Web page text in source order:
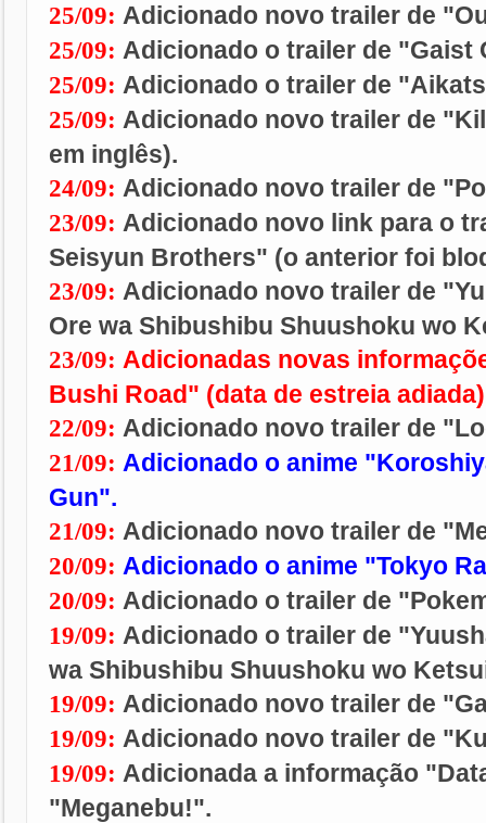
25/09: Adicionado novo trailer de
25/09: Adicionado o trailer de "Gaist
25/09: Adicionado o trailer de
25/09: Adicionado novo trailer de
em inglês).
24/09: Adicionado novo trailer de
23/09: Adicionado novo link para o
Seisyun Brothers" (o anterior foi
23/09: Adicionado novo trailer de
Ore wa Shibushibu Shuushoku wo
23/09: Adicionadas novas
Bushi Road" (data de estreia
22/09: Adicionado novo trailer de
21/09: Adicionado o anime
Gun".
21/09: Adicionado novo trailer de
20/09: Adicionado o anime "Tokyo
20/09: Adicionado o trailer de
19/09: Adicionado o trailer de
wa Shibushibu Shuushoku wo
19/09: Adicionado novo trailer de
19/09: Adicionado novo trailer de
19/09: Adicionada a informação
"Meganebu!".